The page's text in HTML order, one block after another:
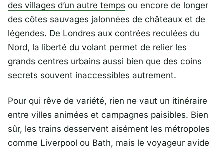
des villages d’un autre temps ou encore de longer
des côtes sauvages jalonnées de châteaux et de
légendes. De Londres aux contrées reculées du
Nord, la liberté du volant permet de relier les
grands centres urbains aussi bien que des coins
secrets souvent inaccessibles autrement.
Pour qui rêve de variété, rien ne vaut un itinéraire
entre villes animées et campagnes paisibles. Bien
sûr, les trains desservent aisément les métropoles
comme Liverpool ou Bath, mais le voyageur avide